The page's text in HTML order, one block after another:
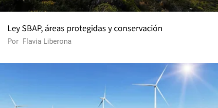
Ley SBAP, áreas protegidas y conservación
Por Flavia Liberona